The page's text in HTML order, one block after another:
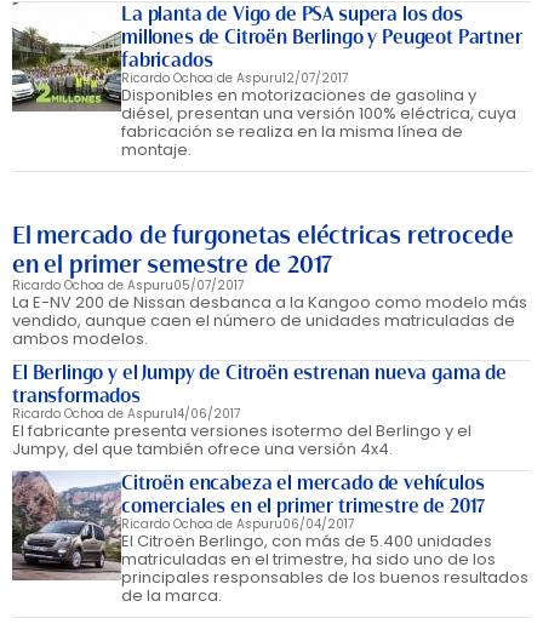
La planta de Vigo de PSA supera los dos
millones de Citroën Berlingo y Peugeot Partner
fabricados
Ricardo Ochoa de Aspuru12/07/2017
Disponibles en motorizaciones de gasolina y
diésel, presentan una versión 100% eléctrica, cuya
fabricación se realiza en la misma línea de
montaje.
El mercado de furgonetas eléctricas retrocede
en el primer semestre de 2017
Ricardo Ochoa de Aspuru05/07/2017
La E-NV 200 de Nissan desbanca a la Kangoo como modelo más
vendido, aunque caen el número de unidades matriculadas de
ambos modelos.
El Berlingo y el Jumpy de Citroën estrenan nueva gama de
transformados
Ricardo Ochoa de Aspuru14/06/2017
El fabricante presenta versiones isotermo del Berlingo y el
Jumpy, del que también ofrece una versión 4x4.
Citroën encabeza el mercado de vehículos
comerciales en el primer trimestre de 2017
Ricardo Ochoa de Aspuru06/04/2017
El Citroën Berlingo, con más de 5.400 unidades
matriculadas en el trimestre, ha sido uno de los
principales responsables de los buenos resultados
de la marca.